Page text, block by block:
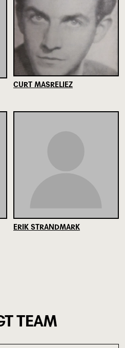
CURT MASRELIEZ
ERIK STRANDMARK
TEAM